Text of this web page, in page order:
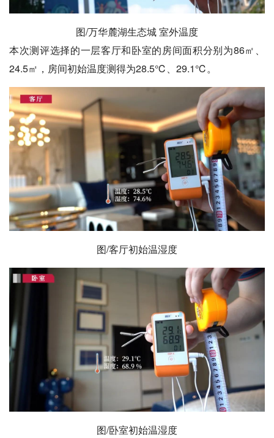
图/万华麓湖生态城 室外温度
本次测评选择的一层客厅和卧室的房间面积分别为86㎡、
24.5㎡，房间初始温度测得为28.5℃、29.1℃。
图/客厅初始温湿度
图/卧室初始温湿度